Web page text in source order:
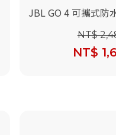
JBL GO 4 可攜式防
NT$
NT$